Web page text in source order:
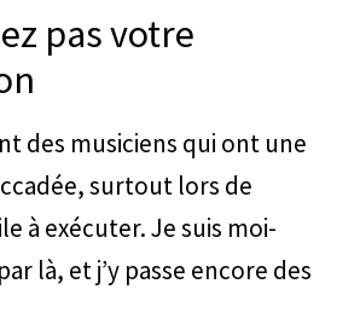
pas votre
des musiciens qui ont une
surtout lors de
à exécuter. Je suis moi-
là, et j’y passe encore des